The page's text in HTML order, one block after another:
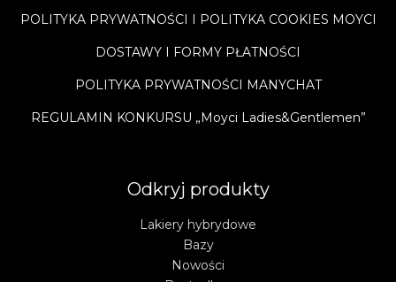
POLITYKA PRYWATNOŚCI I POLITYKA COOKIES MOYCI
DOSTAWY I FORMY PŁATNOŚCI
POLITYKA PRYWATNOŚCI MANYCHAT
REGULAMIN KONKURSU „Moyci Ladies&Gentlemen”
Odkryj produkty
Lakiery hybrydowe
Bazy
Nowości